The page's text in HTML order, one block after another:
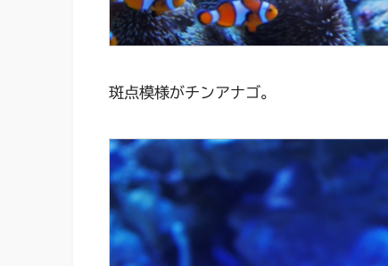
斑点模様がチンアナゴ。